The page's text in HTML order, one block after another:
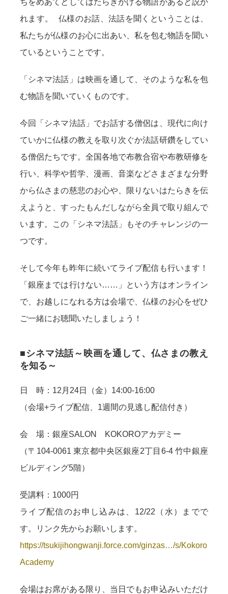
ちをめあてとしてはたらきかける物語があると説か
れます。 仏様のお話、法話を聞くということは、
私たちが仏様のお心に出あい、私を包む物語を聞い
ているということです。
「シネマ法話」は映画を通して、そのような私を包
む物語を聞いていくものです。
今回「シネマ法話」でお話する僧侶は、現代に向け
ていかに仏様の教えを取り次ぐか法話研鑽をしてい
る僧侶たちです。全国各地で布教合宿や布教研修を
行い、科学や哲学、漫画、音楽などさまざまな分野
から仏さまの慈悲のお心や、限りないはたらきを伝
えようと、すったもんだしながら全員で取り組んで
います。この「シネマ法話」もそのチャレンジの一
つです。
そして今年も昨年に続いてライブ配信も行います！
「銀座までは行けない……」という方はオンライン
で、お越しになれる方は会場で、仏様のお心をぜひ
ご一緒にお聴聞いたしましょう！
■シネマ法話～映画を通して、仏さまの教え
を知る～
日 時：12月24日（金）14:00-16:00
（会場+ライブ配信、1週間の見逃し配信付き）
会 場：銀座SALON KOKOROアカデミー
（〒104-0061 東京都中央区銀座2丁目6-4 竹中銀座
ビルディング5階）
受講料：1000円
ライブ配信のお申し込みは、12/22（水）までで
す。リンク先からお願いします。
https://tsukijihongwanji.force.com/ginzas…/s/Kokoro
Academy
会場はお席がある限り、当日でもお申込みいただけ